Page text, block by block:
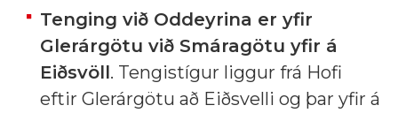
Tenging við Oddeyrina er yfir
Glerárgötu við Smáragötu yfir á
Eiðsvöll. Tengistígur liggur frá Hofi
eftir Glerárgötu að Eiðsvelli og þar yfir á